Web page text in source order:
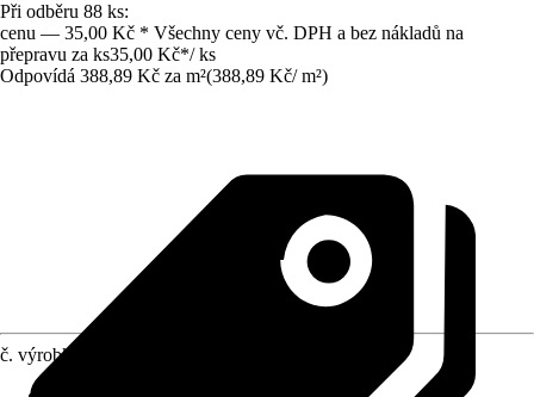
Při odběru 88 ks:
cenu — 35,00 Kč * Všechny ceny vč. DPH a bez nákladů na
přepravu za ks35,00 Kč*/ ks
Odpovídá 388,89 Kč za m²(388,89 Kč/ m²)
č. výrobku